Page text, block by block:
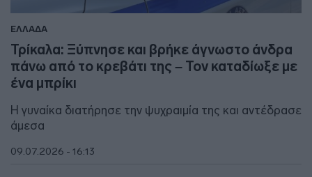
ΕΛΛΑΔΑ
Τρίκαλα: Ξύπνησε και βρήκε άγνωστο άνδρα
πάνω από το κρεβάτι της – Τον καταδίωξε με
ένα μπρίκι
H γυναίκα διατήρησε την ψυχραιμία της και αντέδρασε
άμεσα
09.07.2026 - 16:13